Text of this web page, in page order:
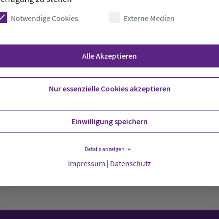
der evangelischen und der katholischen
Überblick über die Gottesdienste und
Weihnachtszeit. Zahlreiche
beteiligen sich an dem Service,
geben, ihren Weihnachtsgottesdienst zu
Notwendige Cookies Externe Medien
Alle Akzeptieren
Nur essenzielle Cookies akzeptieren
Einwilligung speichern
Details anzeigen
Impressum | Datenschutz